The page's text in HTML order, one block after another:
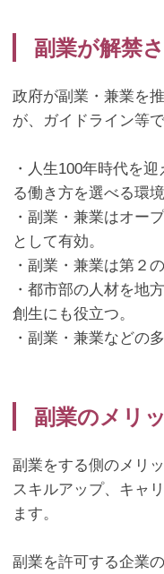
副業が解禁
政府が副業・兼業を
が、ガイドライン等
・人生100年時代を迎
る働き方を選べる環
・副業・兼業はオー
として有効。
・副業・兼業は第２
・都市部の人材を地
創生にも役立つ。
・副業・兼業などの
副業のメリ
副業をする側のメリ
スキルアップ、キャ
ます。
副業を許可する企業